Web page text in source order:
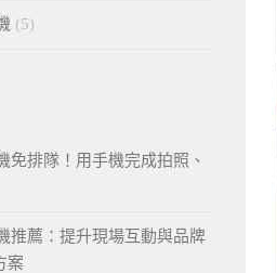
(5)
免排隊！用手機完成拍照、
推薦：提升現場互動與品牌
案